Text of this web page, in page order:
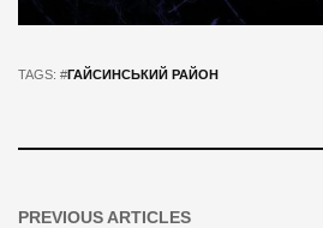
TAGS: #ГАЙСИНСЬКИЙ РАЙОН
PREVIOUS ARTICLES